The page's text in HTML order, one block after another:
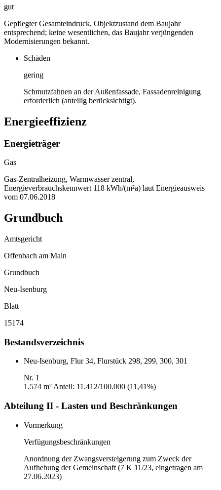
gut
Gepflegter Gesamteindruck, Objektzustand dem Baujahr
entsprechend; keine wesentlichen, das Baujahr verjüngenden
Modernisierungen bekannt.
Schäden
gering
Schmutzfahnen an der Außenfassade, Fassadenreinigung
erforderlich (anteilig berücksichtigt).
Energieeffizienz
Energieträger
Gas
Gas-Zentralheizung, Warmwasser zentral,
Energieverbrauchskennwert 118 kWh/(m²a) laut Energieausweis
vom 07.06.2018
Grundbuch
Amtsgericht
Offenbach am Main
Grundbuch
Neu-Isenburg
Blatt
15174
Bestandsverzeichnis
Neu-Isenburg, Flur 34, Flurstück 298, 299, 300, 301
Nr. 1
1.574 m²Anteil: 11.412/100.000 (11,41%)
Abteilung II - Lasten und Beschränkungen
Vormerkung
Verfügungsbeschränkungen
Anordnung der Zwangsversteigerung zum Zweck der
Aufhebung der Gemeinschaft (7 K 11/23, eingetragen am
27.06.2023)